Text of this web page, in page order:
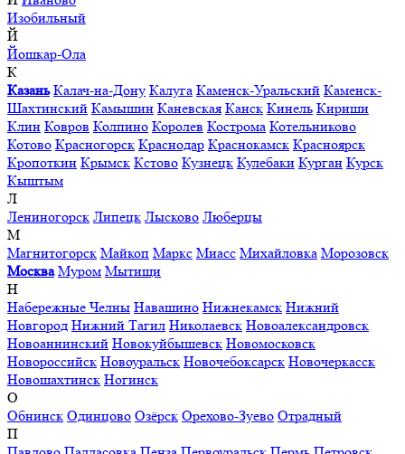
Изобильный
Й
Йошкар-Ола
К
Казань Калач-на-Дону Калуга Каменск-Уральский Каменск-
Шахтинский Камышин Каневская Канск Кинель Кириши
Клин Ковров Колпино Королев Кострома Котельниково
Котово Красногорск Краснодар Краснокамск Красноярск
Кропоткин Крымск Кстово Кузнецк Кулебаки Курган Курск
Кыштым
Л
Лениногорск Липецк Лысково Люберцы
М
Магнитогорск Майкоп Маркс Миасс Михайловка Морозовск
Москва Муром Мытищи
Н
Набережные Челны Навашино Нижнекамск Нижний
Новгород Нижний Тагил Николаевск Новоалександровск
Новоаннинский Новокуйбышевск Новомосковск
Новороссийск Новоуральск Новочебоксарск Новочеркасск
Новошахтинск Ногинск
О
Обнинск Одинцово Озёрск Орехово-Зуево Отрадный
П